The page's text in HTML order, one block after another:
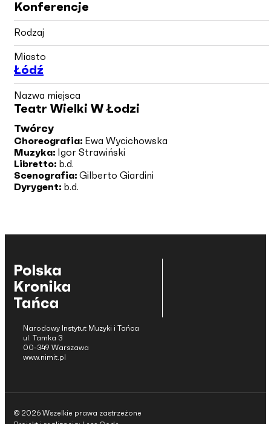
Konferencje
Rodzaj
Miasto
Łódź
Nazwa miejsca
Teatr Wielki W Łodzi
Twórcy
Choreografia: Ewa Wycichowska
Muzyka: Igor Strawiński
Libretto: b.d.
Scenografia: Gilberto Giardini
Dyrygent: b.d.
Narodowy Instytut Muzyki i Tańca
ul. Tamka 3
00-349 Warszawa
www.nimit.pl
© 2026 Wszelkie prawa zastrzeżone